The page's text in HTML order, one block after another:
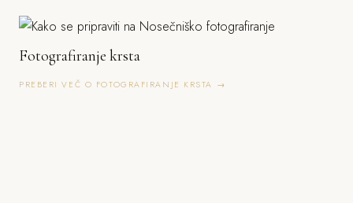
Fotografiranje krsta
PREBERI VEČ O FOTOGRAFIRANJE KRSTA →